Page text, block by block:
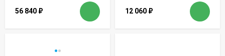
56 840 ₽ 12 060 ₽